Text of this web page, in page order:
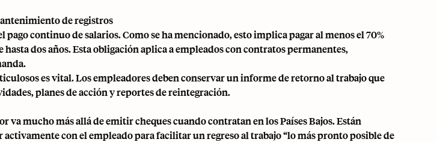
de registros
pago continuo de salarios. Como se ha mencionado, esto implica pagar al menos el 70%
dos años. Esta obligación aplica a empleados con contratos permanentes,
es vital. Los empleadores deben conservar un informe de retorno al trabajo que
planes de acción y reportes de reintegración.
va mucho más allá de emitir cheques cuandocontratan en los Países Bajos. Están
activamente con el empleado para facilitar un regreso al trabajo “lo más pronto posible de